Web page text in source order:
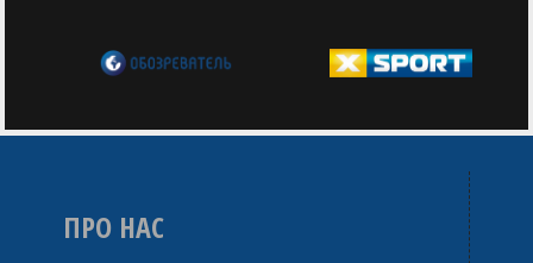
ПРО НАС